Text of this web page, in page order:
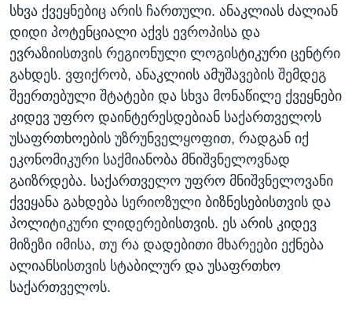
სხვა ქვეყნებიც არის ჩართული. ანაკლიას ძალიან
დიდი პოტენციალი აქვს ევროპისა და
ევრაზიისთვის რეგიონული ლოგისტიკური ცენტრი
გახდეს. ვფიქრობ, ანაკლიის ამუშავების შემდეგ
შეერთებული შტატები და სხვა მონაწილე ქვეყნები
კიდევ უფრო დაინტერესდებიან საქართველოს
უსაფრთხოების უზრუნველყოფით, რადგან იქ
ეკონომიკური საქმიანობა მნიშვნელოვნად
გაიზრდება. საქართველო უფრო მნიშვნელოვანი
ქვეყანა გახდება სერიოზული ბიზნესებისთვის და
პოლიტიკური ლიდერებისთვის. ეს არის კიდევ
მიზეზი იმისა, თუ რა დადებითი მხარეები ექნება
ალიანსისთვის სტაბილურ და უსაფრთხო
საქართველოს.